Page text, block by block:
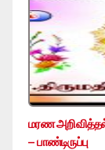
மரண
– பாண்டிருப்பு